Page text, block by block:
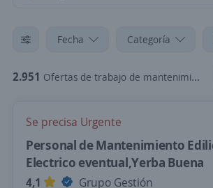
Fecha Categoría
2.951 Ofertas de trabajo de mantenimientos
Se precisa Urgente
Personal de Mantenimiento
Electrico eventual,Yerba Buena
4,1
Grupo Gestión